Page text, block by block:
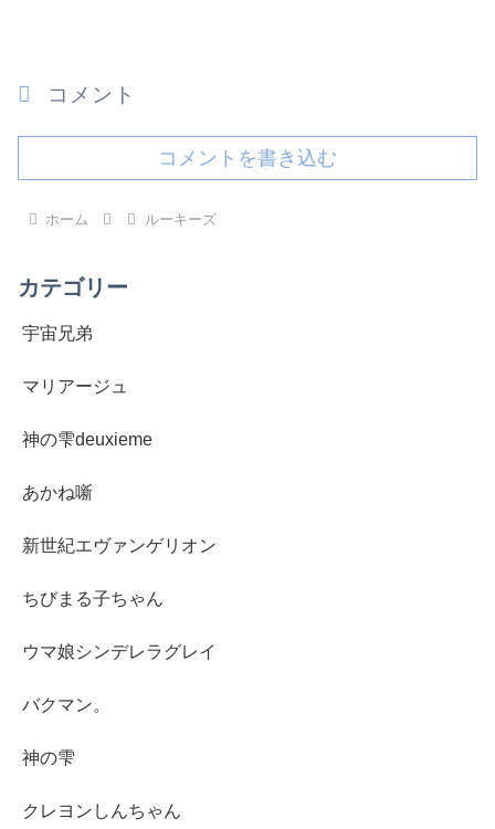
コメント
コメントを書き込む
ホーム ルーキーズ
カテゴリー
宇宙兄弟
マリアージュ
神の雫deuxieme
あかね噺
新世紀エヴァンゲリオン
ちびまる子ちゃん
ウマ娘シンデレラグレイ
バクマン。
神の雫
クレヨンしんちゃん